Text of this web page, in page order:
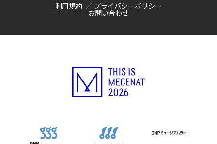
利用規約 プライバシーポリシー
お問い合わせ